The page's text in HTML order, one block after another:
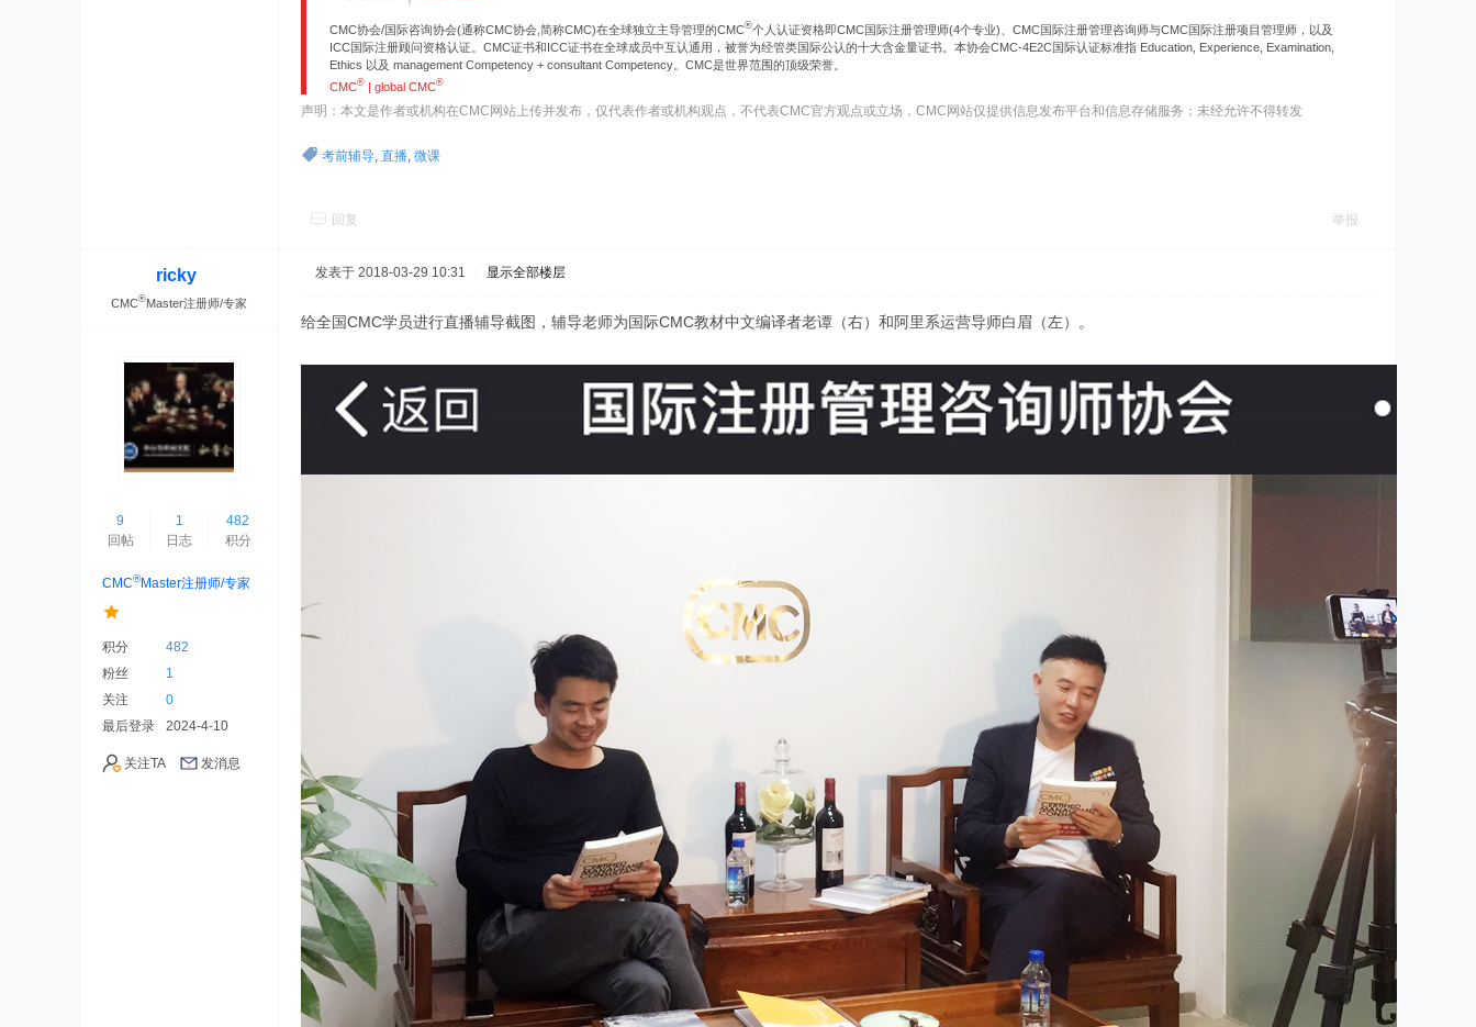
CMC协会/国际咨询协会(通称CMC协会,简称CMC)在全球独立主导管理的CMC®个人认证资格即CMC国际注册管理师(4个专业)、CMC国际注册管理咨询师与CMC国际注册项目管理师，以及
ICC国际注册顾问资格认证。CMC证书和ICC证书在全球成员中互认通用，被誉为经管类国际公认的十大含金量证书。本协会CMC-4E2C国际认证标准指 Education, Experience, Examination,
Ethics 以及 management Competency + consultant Competency。CMC是世界范围的顶级荣誉。
CMC® | global CMC®
声明：本文是作者或机构在CMC网站上传并发布，仅代表作者或机构观点，不代表CMC官方观点或立场，CMC网站仅提供信息发布平台和信息存储服务；未经允许不得转发
考前辅导, 直播, 微课
回复 举报
ricky
CMC®Master注册师/专家
9
回帖
1
日志
482
积分
CMC®Master注册师/专家
积分
482
粉丝
1
关注
0
最后登录
2024-4-10
关注TA 发消息
发表于 2018-03-29 10:31 显示全部楼层
给全国CMC学员进行直播辅导截图，辅导老师为国际CMC教材中文编译者老谭（右）和阿里系运营导师白眉（左）。